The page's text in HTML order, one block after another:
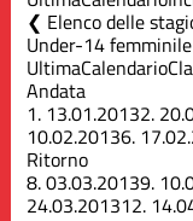
Elenco delle
Under-14
UltimaCalendario
Andata
1. 13.01.20132.
10.02.20136.
Ritorno
8.03.03.20139.
24.03.201312.